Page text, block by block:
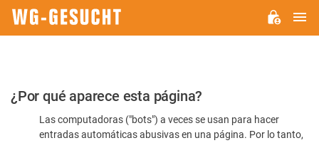
Por
favor,
confirme
¿Por qué aparece esta página?
Las computadoras ("bots") a veces se usan para hacer
entradas automáticas abusivas en una página. Por lo tanto,